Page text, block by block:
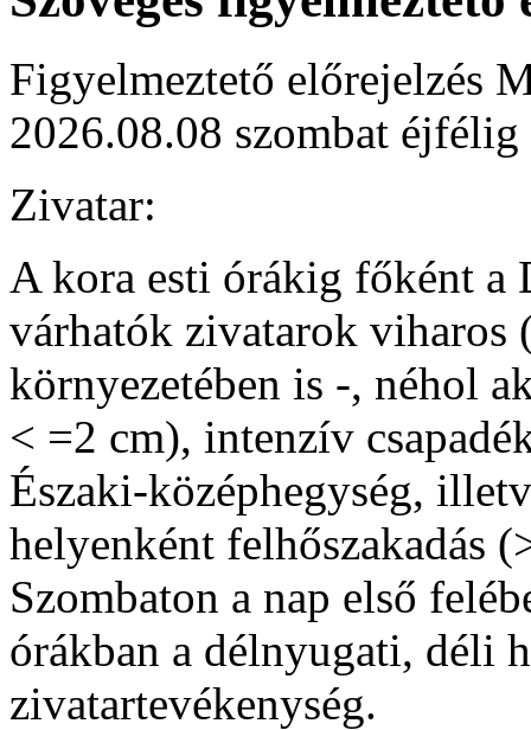
Figyelmeztető előrejelzés
2026.08.08 szombat éjfélig
Zivatar:
A kora esti órákig főként a
várhatók zivatarok viharos
környezetében is -, néhol
< =2 cm), intenzív
Északi-középhegység,
helyenként felhőszakadás
Szombaton a nap első
órákban a délnyugati, déli
zivatartevékenység.